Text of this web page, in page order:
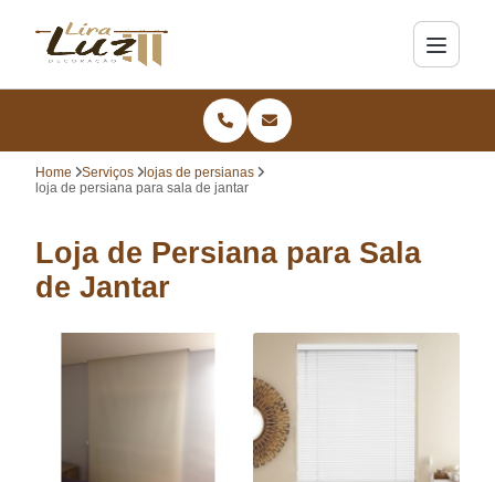
Home Serviços
lojas de persianas
loja de persiana para sala de jantar
Loja de Persiana para Sala
de Jantar